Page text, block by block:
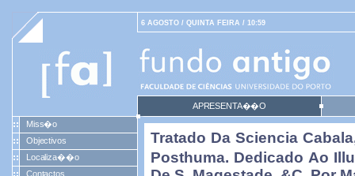
6 AGOSTO / QUINTA FEIRA / 10:59
APRESENTA��O
Miss�o
Objectivos
Localiza��o
Contactos
Tratado Da Sciencia
Posthuma. Dedicado Ao